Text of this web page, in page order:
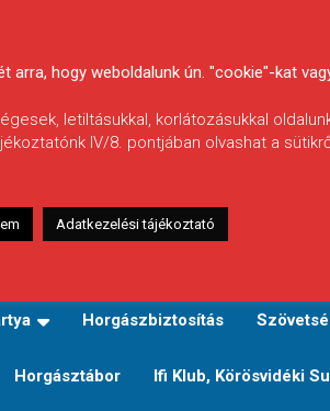
Horgászbiztosítás
Horgásztábor Ifi Klub, Körösvidéki
hogy weboldalunk ún. "cookie"-kat
letiltásukkal, korlátozásukkal
IV/8. pontjában olvashat a
Adatkezelési tájékoztató